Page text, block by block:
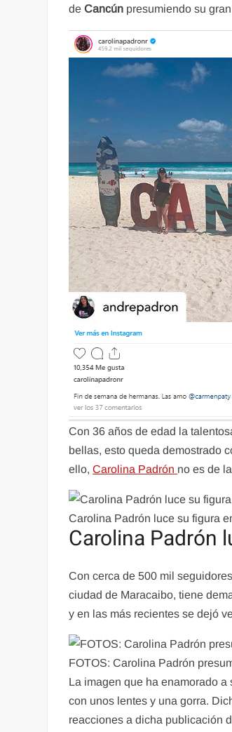
deCancún presumiendo su
Con 36 años de edad la
bellas, esto queda demostrado
ello,Carolina Padrón no es de
Carolina Padrón luce su figura
Carolina Padrón
Con cerca de 500 mil
ciudad de Maracaibo, tiene
y en las más recientes se dejó
FOTOS: Carolina Padrón
La imagen que ha enamorado
con unos lentes y una gorra.
reacciones a dicha publicación